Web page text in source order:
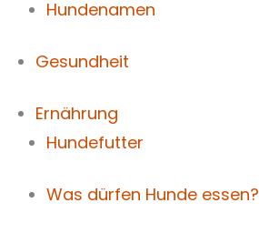
Hundenamen
Gesundheit
Ernährung
Hundefutter
Was dürfen Hunde essen?